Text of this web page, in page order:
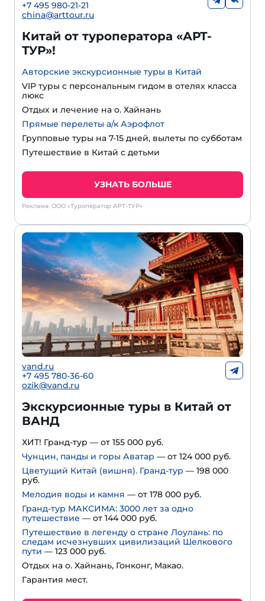
+7 495 980-21-21
china@arttour.ru
Китай от туроператора «АРТ-
ТУР»!
Авторские экскурсионные туры в Китай
VIP туры с персональным гидом в отелях класса
люкс
Отдых и лечение на о. Хайнань
Прямые перелеты а/к Аэрофлот
Групповые туры на 7-15 дней, вылеты по субботам
Путешествие в Китай с детьми
УЗНАТЬ БОЛЬШЕ
Реклама: ООО «Туроператор АРТ-ТУР»
vand.ru
+7 495 780-36-60
ozik@vand.ru
Экскурсионные туры в Китай от
ВАНД
ХИТ! Гранд-тур — от 155 000 руб.
Чунцин, панды и горы Аватар — от 124 000 руб.
Цветущий Китай (вишня). Гранд-тур — 198 000
руб.
Мелодия воды и камня — от 178 000 руб.
Гранд-тур МАКСИМА: 3000 лет за одно
путешествие — от 144 000 руб.
Путешествие в легенду о стране Лоулань: по
следам исчезнувших цивилизаций Шелкового
пути — 123 000 руб.
Отдых на о. Хайнань, Гонконг, Макао.
Гарантия мест.